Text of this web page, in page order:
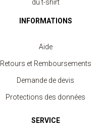
du t-shirt
INFORMATIONS
Aide
Retours et Remboursements
Demande de devis
Protections des données
SERVICE